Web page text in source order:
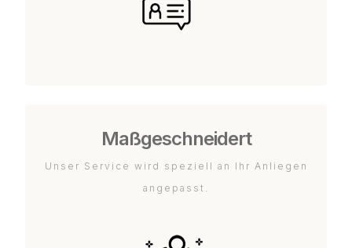
Maßgeschneidert
Unser Service wird speziell an Ihr Anliegen
angepasst.